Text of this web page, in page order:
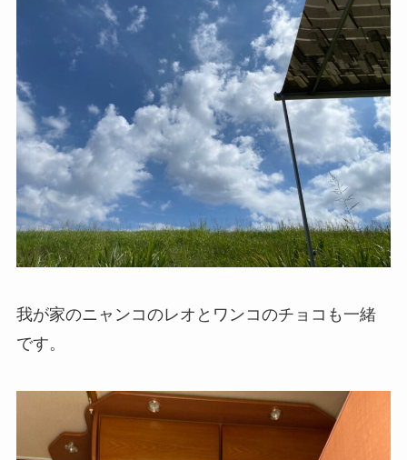
我が家のニャンコのレオとワンコのチョコも一緒
です。